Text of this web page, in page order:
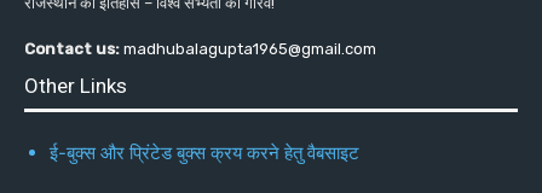
Contact us: madhubalagupta1965@gmail.com
Other Links
ई-बुक्स और प्रिंटेड बुक्स क्रय करने हेतु वैबसाइट